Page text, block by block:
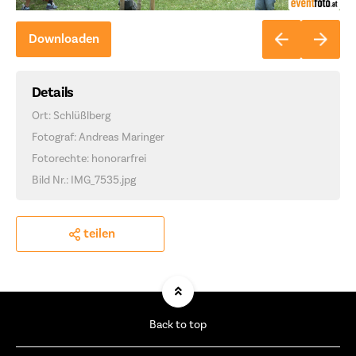
Downloaden
Details
Ort: Schlüßlberg
Fotograf: Andreas Maringer
Fotorechte: honorarfrei
Bild Nr.: IMG_7535.jpg
teilen
Back to top